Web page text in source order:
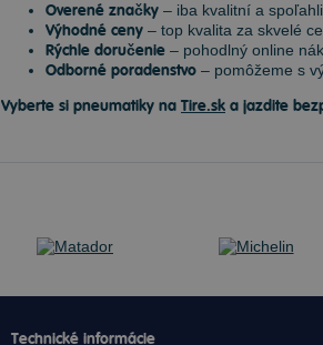
Overené značky – iba kvalitní a
Výhodné ceny – top kvalita za skvelé
Rýchle doručenie – pohodlný online
Odborné poradenstvo – pomôžeme s
Vyberte si pneumatiky na Tire.sk a jazdite
Technické informácie